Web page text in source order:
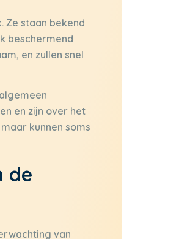
Ze staan bekend
beschermend
en zullen snel
en zijn over het
kunnen soms
de
van